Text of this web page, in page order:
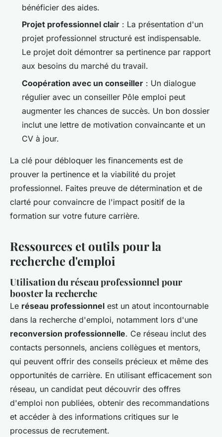
bénéficier des aides.
Projet professionnel clair : La présentation d'un
projet professionnel structuré est indispensable.
Le projet doit démontrer sa pertinence par rapport
aux besoins du marché du travail.
Coopération avec un conseiller : Un dialogue
régulier avec un conseiller Pôle emploi peut
augmenter les chances de succès. Un bon dossier
inclut une lettre de motivation convaincante et un
CV à jour.
La clé pour débloquer les financements est de
prouver la pertinence et la viabilité du projet
professionnel. Faites preuve de détermination et de
clarté pour convaincre de l'impact positif de la
formation sur votre future carrière.
Ressources et outils pour la
recherche d'emploi
Utilisation du réseau professionnel pour
booster la recherche
Le réseau professionnel est un atout incontournable
dans la recherche d'emploi, notamment lors d'une
reconversion professionnelle. Ce réseau inclut des
contacts personnels, anciens collègues et mentors,
qui peuvent offrir des conseils précieux et même des
opportunités de carrière. En utilisant efficacement son
réseau, un candidat peut découvrir des offres
d'emploi non publiées, obtenir des recommandations
et accéder à des informations critiques sur le
processus de recrutement.